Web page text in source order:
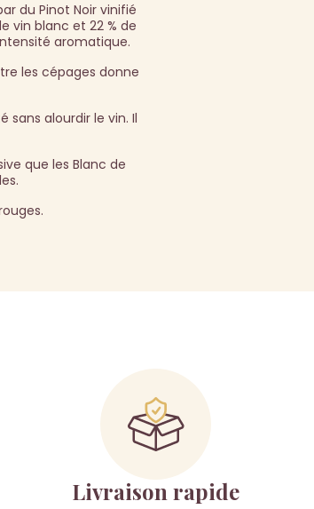
du Pinot Noir vinifié
vin blanc et 22 % de
aromatique.
les cépages donne
alourdir le vin. Il
que les Blanc de
Livraison rapide